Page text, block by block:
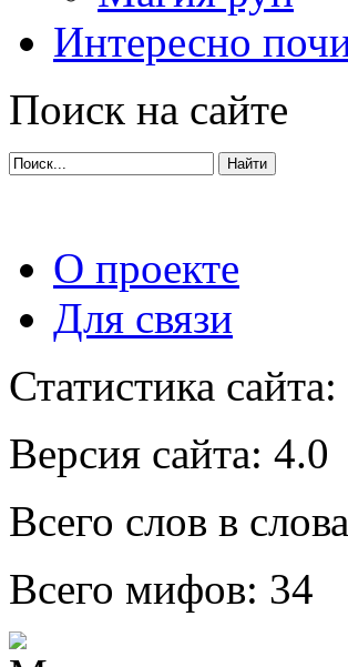
Интересно
Поиск на сайте
О проекте
Для связи
Статистика сайта:
Версия сайта: 4.0
Всего слов в
Всего мифов: 34